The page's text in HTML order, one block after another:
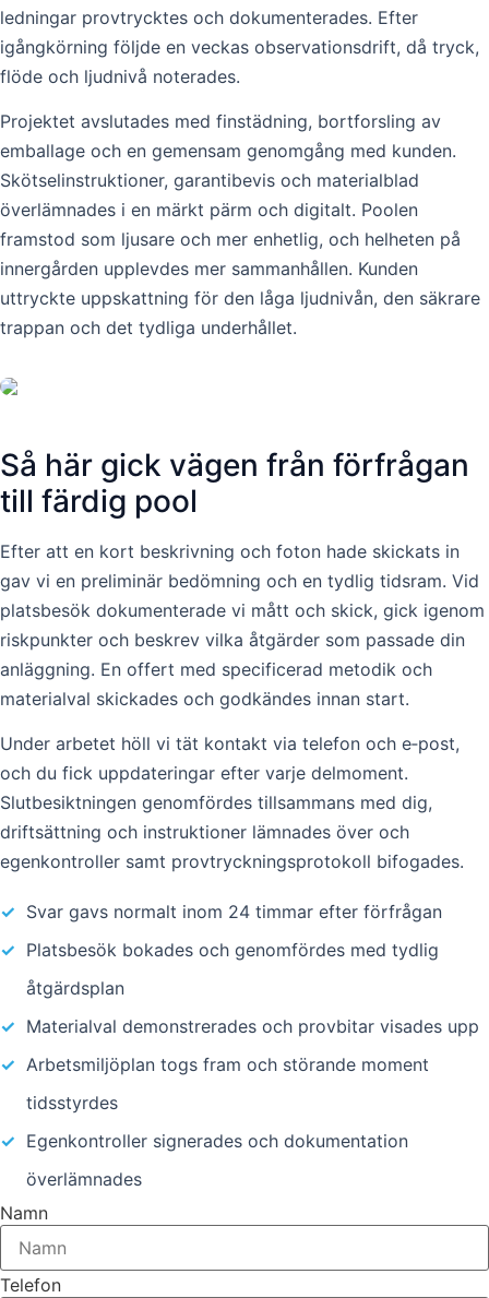
ledningar provtrycktes och dokumenterades. Efter
igångkörning följde en veckas observationsdrift, då tryck,
flöde och ljudnivå noterades.
Projektet avslutades med finstädning, bortforsling av
emballage och en gemensam genomgång med kunden.
Skötselinstruktioner, garantibevis och materialblad
överlämnades i en märkt pärm och digitalt. Poolen
framstod som ljusare och mer enhetlig, och helheten på
innergården upplevdes mer sammanhållen. Kunden
uttryckte uppskattning för den låga ljudnivån, den säkrare
trappan och det tydliga underhållet.
Så här gick vägen från förfrågan
till färdig pool
Efter att en kort beskrivning och foton hade skickats in
gav vi en preliminär bedömning och en tydlig tidsram. Vid
platsbesök dokumenterade vi mått och skick, gick igenom
riskpunkter och beskrev vilka åtgärder som passade din
anläggning. En offert med specificerad metodik och
materialval skickades och godkändes innan start.
Under arbetet höll vi tät kontakt via telefon och e‑post,
och du fick uppdateringar efter varje delmoment.
Slutbesiktningen genomfördes tillsammans med dig,
driftsättning och instruktioner lämnades över och
egenkontroller samt provtryckningsprotokoll bifogades.
✓ Svar gavs normalt inom 24 timmar efter förfrågan
✓ Platsbesök bokades och genomfördes med tydlig
åtgärdsplan
✓ Materialval demonstrerades och provbitar visades upp
✓ Arbetsmiljöplan togs fram och störande moment
tidsstyrdes
✓ Egenkontroller signerades och dokumentation
överlämnades
Namn
Telefon